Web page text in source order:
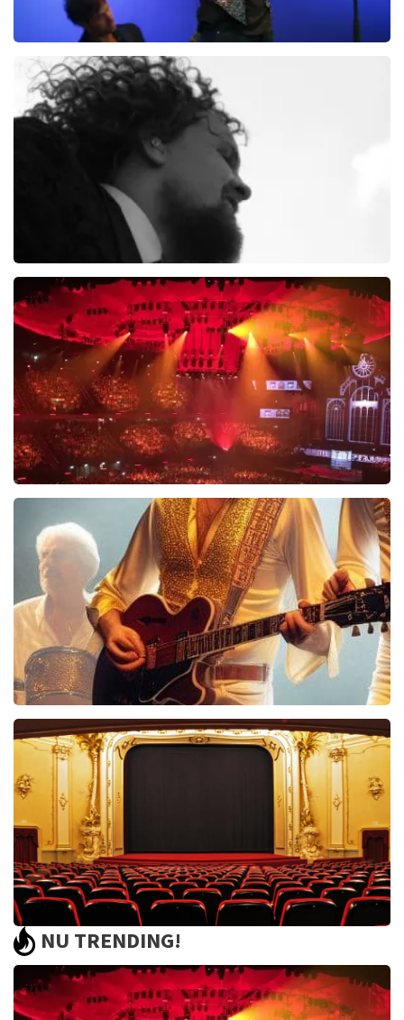
Ilse DeLange
reviews
Di-rect
289+reviews
BEKIJKEN
Vrienden Van Amstel Live
1252+reviews
BEKIJKEN
Bee Gees Forever
BEKIJKEN
Saturday Night Fever
60reviews
BEKIJKEN
NU TRENDING!